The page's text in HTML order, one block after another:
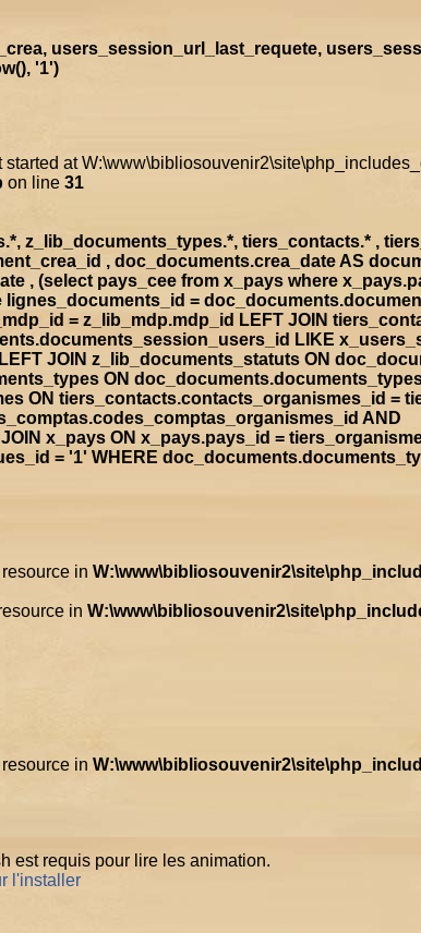
users_session_url_last_requete,
'1')
at
on line 31
z_lib_documents_types.*, tiers_contacts.* ,
, doc_documents.crea_date AS
, (select pays_cee from x_pays where
=
= z_lib_mdp.mdp_id LEFT JOIN
LIKE
JOIN z_lib_documents_statuts ON
ON
ON tiers_contacts.contacts_organismes_id =
AND
x_pays ON x_pays.pays_id =
= '1' WHERE
in
in
in
est requis pour lire les animation.
l'installer